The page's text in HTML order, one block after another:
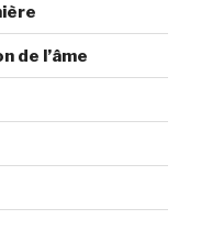
de l’âme